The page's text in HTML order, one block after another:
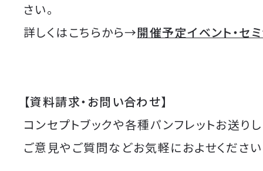
さい。
詳しくはこちらから→開催予定イベント・セ
【資料請求・お問い合わせ】
コンセプトブックや各種パンフレットお送りし
ご意見やご質問などお気軽におよせください